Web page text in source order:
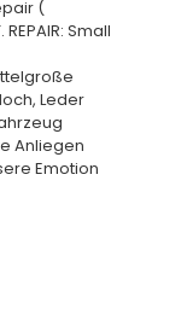
(
Small
Leder
Anliegen
Emotion